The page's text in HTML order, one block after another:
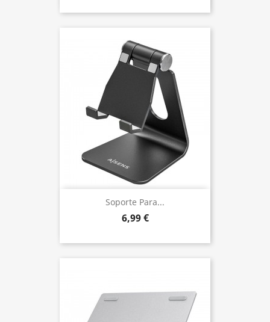
Soporte Para...
6,99 €